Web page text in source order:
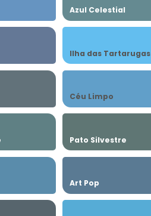
Azul Celestial
Ilha das Tartarugas
Céu Limpo
Pato Silvestre
Art Pop